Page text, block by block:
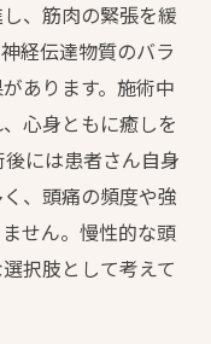
、筋肉の緊張を緩
経伝達物質のバラ
あります。施術中
心身ともに癒しを
には患者さん自身
、頭痛の頻度や強
せん。慢性的な頭
択肢として考えて